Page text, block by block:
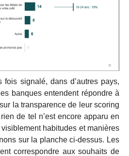
fois signalé, dans d’autres pays,
banques entendent répondre à
la transparence de leur scoring
de tel n’est encore apparu en
habitudes et manières
sur la planche ci-dessus. Les
correspondre aux souhaits de